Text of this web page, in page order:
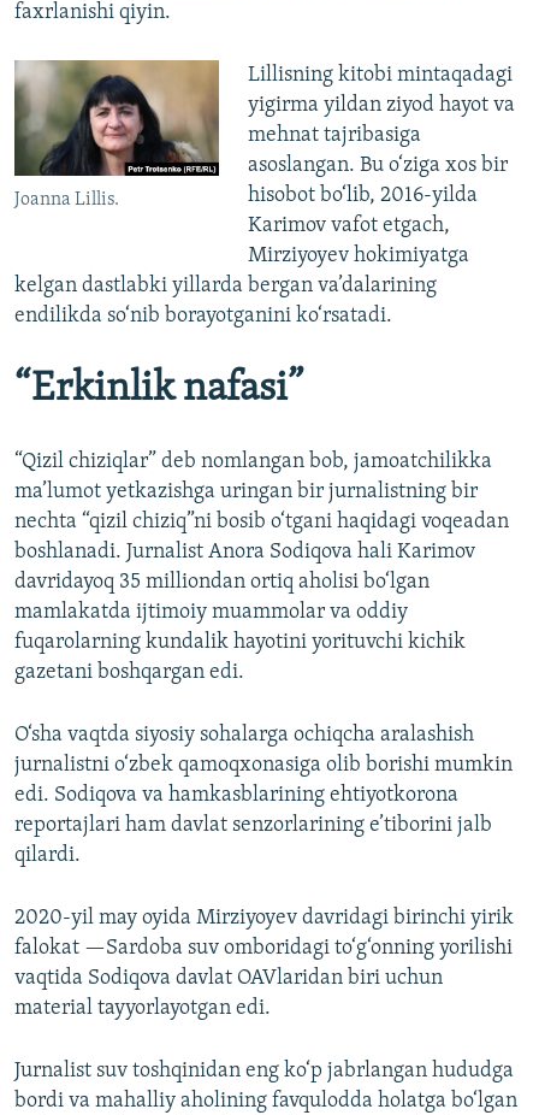
faxrlanishi qiyin.
Joanna Lillis.
Lillisning kitobi mintaqadagi
yigirma yildan ziyod hayot va
mehnat tajribasiga
asoslangan. Bu o‘ziga xos bir
hisobot bo‘lib, 2016-yilda
Karimov vafot etgach,
Mirziyoyev hokimiyatga
kelgan dastlabki yillarda bergan va’dalarining
endilikda so‘nib borayotganini ko‘rsatadi.
“Erkinlik nafasi”
“Qizil chiziqlar” deb nomlangan bob, jamoatchilikka
ma’lumot yetkazishga uringan bir jurnalistning bir
nechta “qizil chiziq”ni bosib o‘tgani haqidagi voqeadan
boshlanadi. Jurnalist Anora Sodiqova hali Karimov
davridayoq 35 milliondan ortiq aholisi bo‘lgan
mamlakatda ijtimoiy muammolar va oddiy
fuqarolarning kundalik hayotini yorituvchi kichik
gazetani boshqargan edi.
O‘sha vaqtda siyosiy sohalarga ochiqcha aralashish
jurnalistni o‘zbek qamoqxonasiga olib borishi mumkin
edi. Sodiqova va hamkasblarining ehtiyotkorona
reportajlari ham davlat senzorlarining e’tiborini jalb
qilardi.
2020-yil may oyida Mirziyoyev davridagi birinchi yirik
falokat —Sardoba suv omboridagi to‘g‘onning yorilishi
vaqtida Sodiqova davlat OAVlaridan biri uchun
material tayyorlayotgan edi.
Jurnalist suv toshqinidan eng ko‘p jabrlangan hududga
bordi va mahalliy aholining favqulodda holatga bo‘lgan